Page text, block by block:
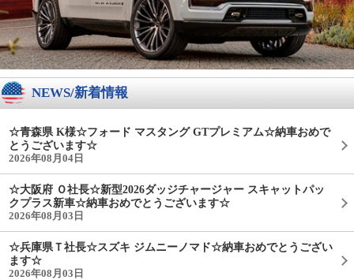
NEWS/新着情報
☆青森県 K様☆フォード マスタング GTプレミアム☆納車おめで
とうございます☆
2026年08月04日
☆大阪府 Ｏ社長☆新型2026ダッジチャージャー スキャットパッ
クプラス新車☆納車おめでとうございます☆
2026年08月03日
☆兵庫県Ｔ社長☆スズキ ジムニーノマド☆納車おめでとうござい
ます☆
2026年08月03日